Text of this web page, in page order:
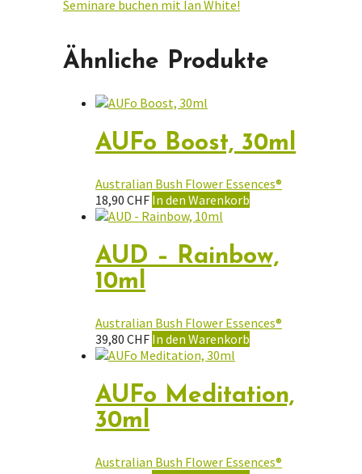
Seminare buchen mit Ian White!
Ähnliche Produkte
AUFo Boost, 30ml
Australian Bush Flower Essences®
18,90 CHF In den Warenkorb
AUD – Rainbow,
10ml
Australian Bush Flower Essences®
39,80 CHF In den Warenkorb
AUFo Meditation,
30ml
Australian Bush Flower Essences®